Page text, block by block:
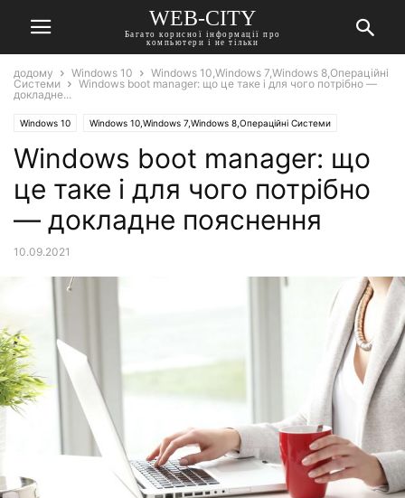
WEB-CITY
Багато корисної інформації про
компьютери і не тільки
додому Windows 10
Windows 10,Windows 7,Windows 8,Операційні
Системи
Windows boot manager: що це таке і для чого потрібно —
докладне...
Windows 10 Windows 10,Windows 7,Windows 8,Операційні Системи
Windows boot manager: що
це таке і для чого потрібно
— докладне пояснення
10.09.2021